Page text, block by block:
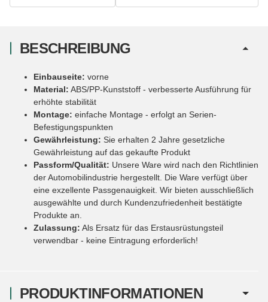
PRODUKTINFORMATIONEN
BESCHREIBUNG
Einbauseite: vorne
Material: ABS/PP-Kunststoff - verbesserte Ausführung für
erhöhte stabilität
Montage: einfache Montage - erfolgt an Serien-
Befestigungspunkten
Gewährleistung: Sie erhalten 2 Jahre gesetzliche
Gewährleistung auf das gekaufte Produkt
Passform/Qualität: Unsere Ware wird nach den Richtlinien
der Automobilindustrie hergestellt. Die Ware verfügt über
eine exzellente Passgenauigkeit. Wir bieten ausschließlich
ausgewählte und durch Kundenzufriedenheit bestätigte
Produkte an.
Zulassung: Als Ersatz für das Erstausrüstungsteil
verwendbar - keine Eintragung erforderlich!